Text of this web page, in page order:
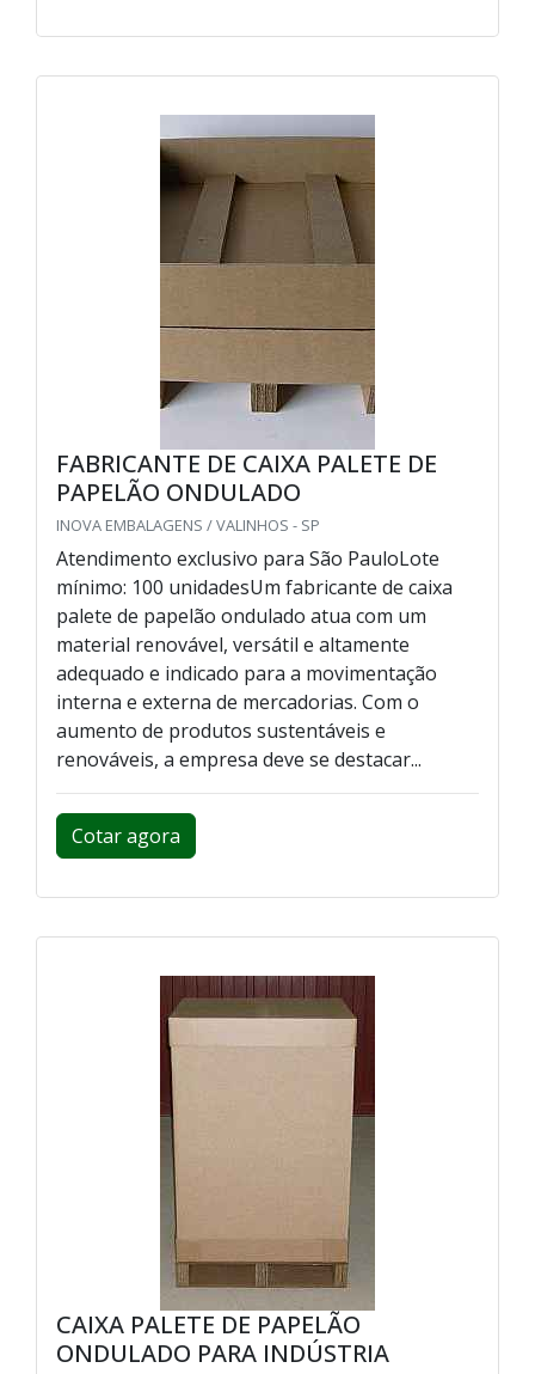
FABRICANTE DE CAIXA PALETE DE
PAPELÃO ONDULADO
INOVA EMBALAGENS / VALINHOS - SP
Atendimento exclusivo para São PauloLote
mínimo: 100 unidadesUm fabricante de caixa
palete de papelão ondulado atua com um
material renovável, versátil e altamente
adequado e indicado para a movimentação
interna e externa de mercadorias. Com o
aumento de produtos sustentáveis e
renováveis, a empresa deve se destacar...
Cotar agora
CAIXA PALETE DE PAPELÃO
ONDULADO PARA INDÚSTRIA